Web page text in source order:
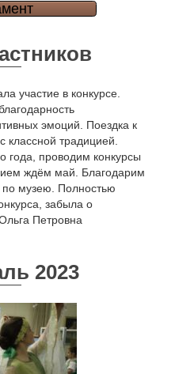
участие в конкурсе.
эмоций. Поездка к
классной традицией.
года, проводим конкурсы
ждём май. Благодарим
по музею. Полностью
забыла о
Петровна
2023